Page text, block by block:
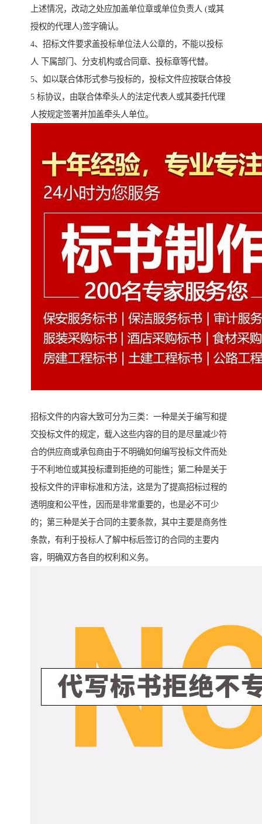
上述情况，改动之处应加盖单位章或单位负责人 (或其
授权的代理人)签字确认。
4、招标文件要求盖投标单位法人公章的，不能以投标
人 下属部门、分支机构或合同章、投标章等代替。
5、如以联合体形式参与投标的，投标文件应按联合体投
5 标协议，由联合体牵头人的法定代表人或其委托代理
人按规定签署并加盖牵头人单位。
招标文件的内容大致可分为三类：一种是关于编写和提
交投标文件的规定，载入这些内容的目的是尽量减少符
合的供应商或承包商由于不明确如何编写投标文件而处
于不利地位或其投标遭到拒绝的可能性；第二种是关于
投标文件的评审标准和方法，这是为了提高招标过程的
透明度和公平性，因而是非常重要的，也是必不可少
的；第三种是关于合同的主要条款，其中主要是商务性
条款，有利于投标人了解中标后签订的合同的主要内
容，明确双方各自的权利和义务。